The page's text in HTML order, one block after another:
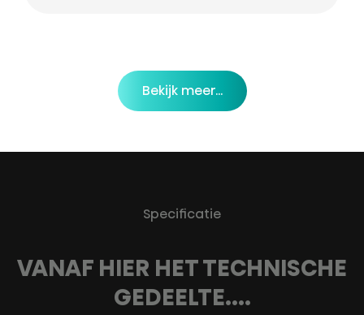
Bekijk meer...
Specificatie
VANAF HIER HET TECHNISCHE
GEDEELTE....